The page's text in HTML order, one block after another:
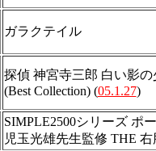
ガラクテイル
探偵 神宮寺三郎 白い影の
(Best Collection) (05.1.27)
SIMPLE2500シリーズ ポ
児玉光雄先生監修 THE